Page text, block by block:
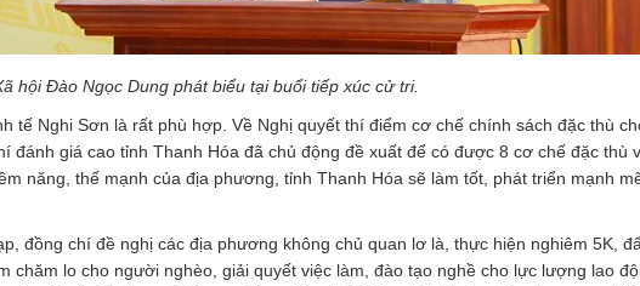
hội Đào Ngọc Dung phát biểu tại buổi tiếp xúc cử tri.
tế Nghi Sơn là rất phù hợp. Về Nghị quyết thí điểm cơ chế chính sách đặc thù
đánh giá cao tỉnh Thanh Hóa đã chủ động đề xuất để có được 8 cơ chế đặc thù
năng, thế mạnh của địa phương, tỉnh Thanh Hóa sẽ làm tốt, phát triển mạnh
đồng chí đề nghị các địa phương không chủ quan lơ là, thực hiện nghiêm 5K,
chăm lo cho người nghèo, giải quyết việc làm, đào tạo nghề cho lực lượng lao